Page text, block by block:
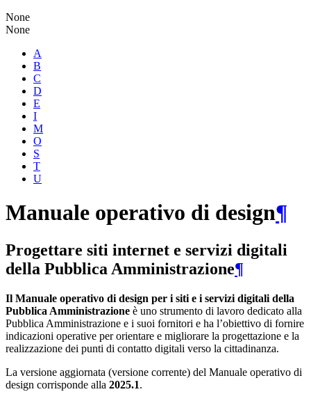
None
None
A
B
C
D
E
I
M
O
S
T
U
Manuale operativo di design¶
Progettare siti internet e servizi digitali
della Pubblica Amministrazione¶
Il Manuale operativo di design per i siti e i servizi digitali della
Pubblica Amministrazione è uno strumento di lavoro dedicato alla
Pubblica Amministrazione e i suoi fornitori e ha l’obiettivo di fornire
indicazioni operative per orientare e migliorare la progettazione e la
realizzazione dei punti di contatto digitali verso la cittadinanza.
La versione aggiornata (versione corrente) del Manuale operativo di
design corrisponde alla 2025.1.